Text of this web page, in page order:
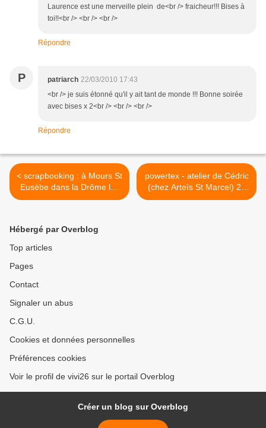
Laurence est une merveille plein de<br /> fraicheur!!! Bises à
toi!!<br /> <br /> <br />
Répondre
P patriarch 22/03/2010 17:43
<br /> je suis étonné qu'il y ait tant de monde !!! Bonne soirée
avec bises x 2<br /> <br /> <br />
Répondre
< scrapbooking : à Mours St
Eusèbe dans la Drôme les
20 et 21 mars 2010
powertex - atelier de Cédric
(chez Arteïs St Marcel) 2e
et 3e partie >
Hébergé par Overblog
Top articles
Pages
Contact
Signaler un abus
C.G.U.
Cookies et données personnelles
Préférences cookies
Voir le profil de vivi26 sur le portail Overblog
Créer un blog sur Overblog